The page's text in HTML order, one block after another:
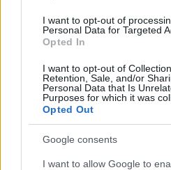
I want to opt-out of
Personal Data for Targeted
Opted In
I want to opt-out of
Retention, Sale, and/or
Personal Data that Is
Purposes for which it was
Opted Out
Google consents
I want to allow Google to